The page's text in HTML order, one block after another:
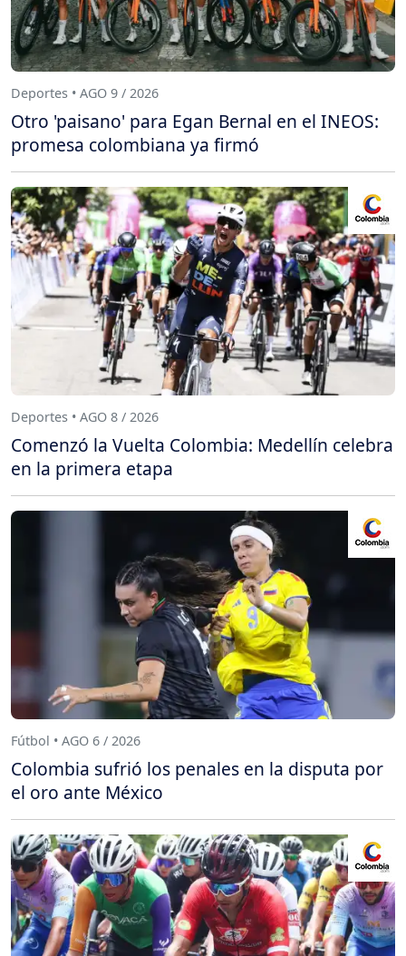
Deportes • AGO 9 / 2026
Otro 'paisano' para Egan Bernal en el INEOS:
promesa colombiana ya firmó
Deportes • AGO 8 / 2026
Comenzó la Vuelta Colombia: Medellín celebra
en la primera etapa
Fútbol • AGO 6 / 2026
Colombia sufrió los penales en la disputa por
el oro ante México